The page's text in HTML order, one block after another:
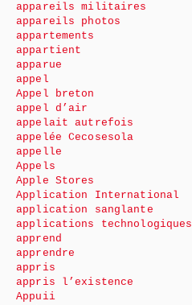
appareils militaires
appareils photos
appartements
appartient
apparue
appel
Appel breton
appel d’air
appelait autrefois
appelée Cecosesola
appelle
Appels
Apple Stores
Application International
application sanglante
applications technologiques
apprend
apprendre
appris
appris l’existence
Appuii